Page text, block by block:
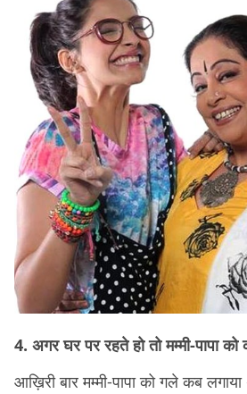
4. अगर घर पर रहते हो तो मम्मी-पापा
आख़िरी बार मम्मी-पापा को गले कब